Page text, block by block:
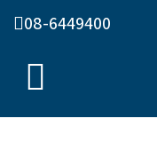
08-6449400